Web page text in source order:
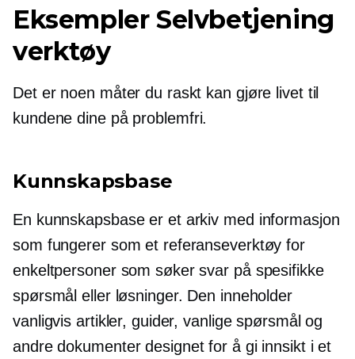
EksemplerSelvbetjening
verktøy
Det er noen måter du raskt kan gjøre livet til
kundene dine på problemfri.
Kunnskapsbase
En kunnskapsbase er et arkiv med informasjon
som fungerer som et referanseverktøy for
enkeltpersoner som søker svar på spesifikke
spørsmål eller løsninger. Den inneholder
vanligvis artikler, guider, vanlige spørsmål og
andre dokumenter designet for å gi innsikt i et